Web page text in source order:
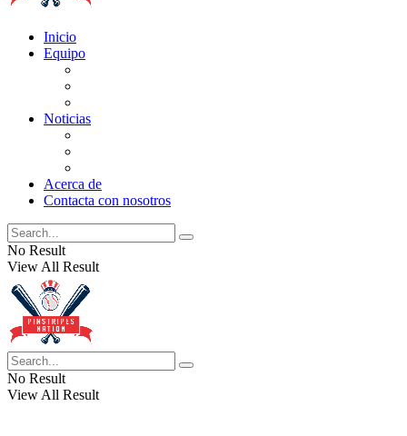
Inicio
Equipo
Noticias
Acerca de
Contacta con nosotros
No Result
View All Result
No Result
View All Result